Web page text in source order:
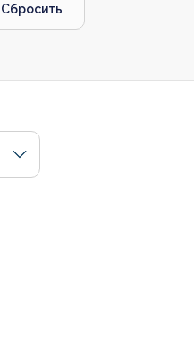
Сбросить